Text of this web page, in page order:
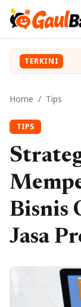
TERKINI
Home / Tips
TIPS
Bisnis
Jasa